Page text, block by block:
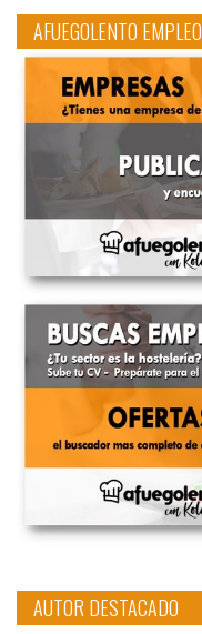
AFUEGOLENTO EMPLEO
AUTOR DESTACADO